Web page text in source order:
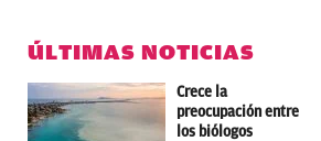
ÚLTIMAS NOTICIAS
Crece la
preocupación entre
los biólogos